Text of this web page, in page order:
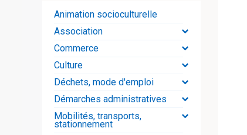
Animation socioculturelle
Association
Commerce
Culture
Déchets, mode d'emploi
Démarches administratives
Mobilités, transports,
stationnement